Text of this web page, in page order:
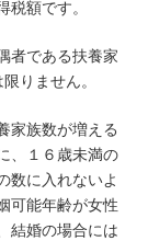
額です。
者である扶養家
りません。
家族数が増える
、１６歳未満の
数に入れないよ
可能年齢が女性
結婚の場合には